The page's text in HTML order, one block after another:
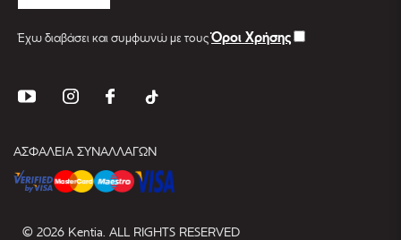
Έχω διαβάσει και συμφωνώ με τουςΌροι Χρήσης
ΑΣΦΑΛΕΙΑ ΣΥΝΑΛΛΑΓΩΝ
© 2026 Kentia. ALL RIGHTS RESERVED